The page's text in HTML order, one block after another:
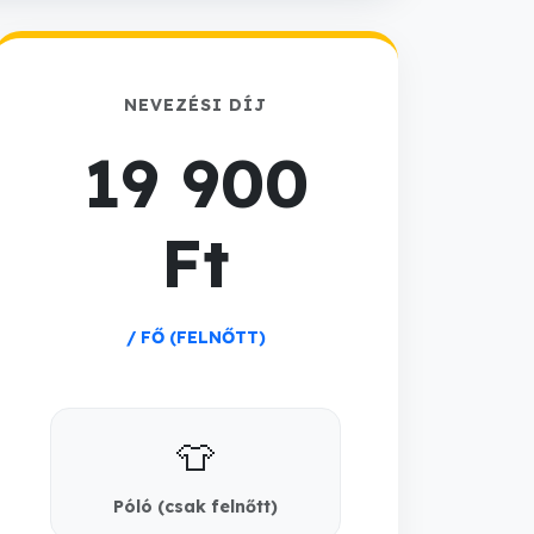
NEVEZÉSI DÍJ
19 900
Ft
/ FŐ (FELNŐTT)
👕
Póló (csak felnőtt)